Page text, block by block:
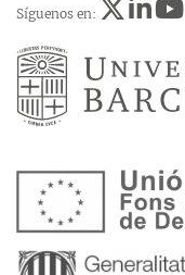
Síguenos en: